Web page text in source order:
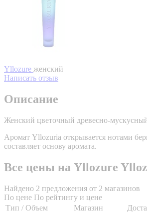
Yllozure женский
Написать отзыв
Описание
Женский цветочный древесно-
Аромат Yllozuria открывается нотами
составляет основу аромата.
Все цены на Yllozure
Найдено 2 предложения от 2 магазинов
По цене По рейтингу и цене
Тип / Объем
Магазин